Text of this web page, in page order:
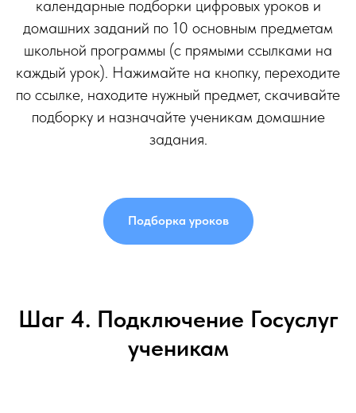
календарные подборки цифровых уроков и
домашних заданий по 10 основным предметам
школьной программы (с прямыми ссылками на
каждый урок). Нажимайте на кнопку, переходите
по ссылке, находите нужный предмет, скачивайте
подборку и назначайте ученикам домашние
задания.
Подборка уроков
Шаг 4. Подключение Госуслуг
ученикам